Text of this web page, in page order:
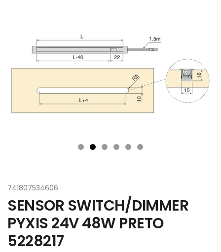
741807534606
SENSOR SWITCH/DIMMER
PYXIS 24V 48W PRETO
5228217